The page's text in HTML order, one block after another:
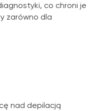
co chroni je
zarówno dla
nad depilacją